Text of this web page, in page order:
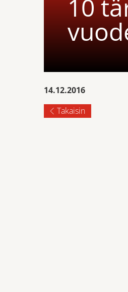
10
14.12.2016
Takaisin